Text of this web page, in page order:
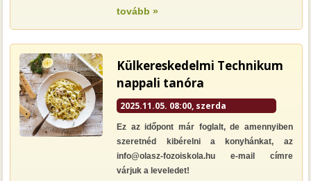
tovább »
Külkereskedelmi Technikum
nappali tanóra
2025.11.05. 08:00, szerda
Ez az időpont már foglalt, de amennyiben
szeretnéd kibérelni a konyhánkat, az
info@olasz-fozoiskola.hu e-mail címre
várjuk a leveledet!